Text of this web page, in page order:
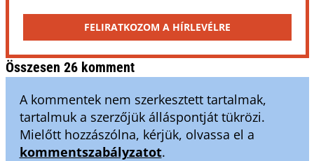
FELIRATKOZOM A HÍRLEVÉLRE
Összesen 26 komment
A kommentek nem szerkesztett tartalmak,
tartalmuk a szerzőjük álláspontját tükrözi.
Mielőtt hozzászólna, kérjük, olvassa el a
kommentszabályzatot.